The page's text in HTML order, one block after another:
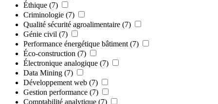
Éthique (7)
Criminologie (7)
Qualité sécurité agroalimentaire (7)
Génie civil (7)
Performance énergétique bâtiment (7)
Éco-construction (7)
Électronique analogique (7)
Data Mining (7)
Développement web (7)
Gestion performance (7)
Comptabilité analytique (7)